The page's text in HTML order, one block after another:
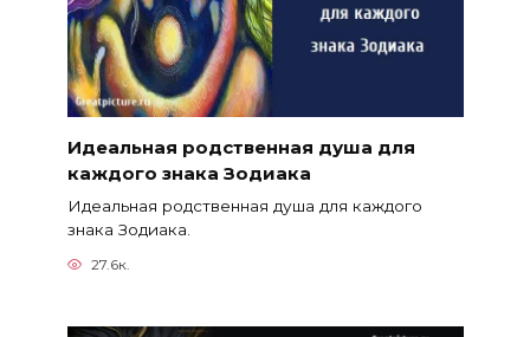
Идеальная родственная душа для
каждого знака Зодиака
Идеальная родственная душа для каждого
знака Зодиака.
27.6к.